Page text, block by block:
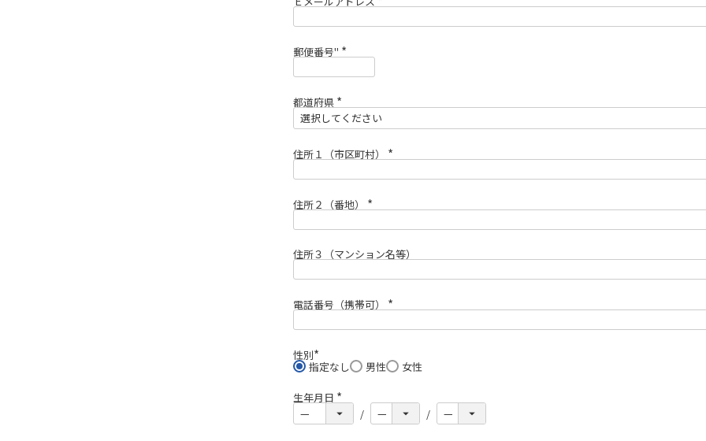
必
郵便番号"
必
都道府県
(
必
須
住所１（市区町村）
必
住所２（番地）
必
住所３（マンション名等）
電話番号（携帯可）
必
性別
(
必
)
指定なし 男性 女性
生年月日
(
必
須